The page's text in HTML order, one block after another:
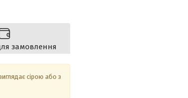
замовлення
сірою або з